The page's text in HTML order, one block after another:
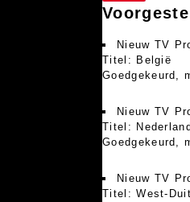
Nieuw TV
Titel: België
Goedgekeurd,
Nieuw TV
Titel: Nederland
Goedgekeurd,
Nieuw TV
Titel: West-